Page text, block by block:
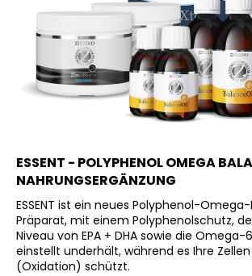
ESSENT - POLYPHENOL OMEGA
NAHRUNGSERGÄNZUNG
ESSENT ist ein neues Polyphenol-
Präparat, mit einem Polyphenolschutz,
Niveau von EPA + DHA sowie die Omega-
einstellt underhält, während es Ihre
(Oxidation) schützt.
690